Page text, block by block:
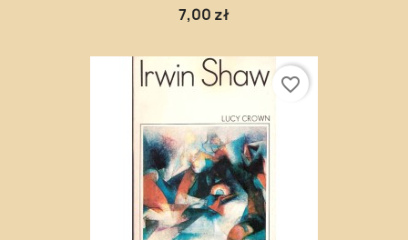
7,00 zł
favorite_border